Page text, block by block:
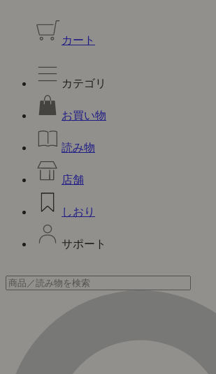
カート
カテゴリ
お買い物
読み物
店舗
しおり
サポート